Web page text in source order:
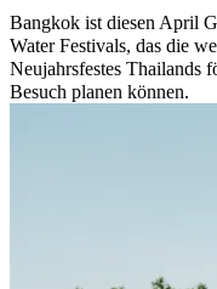
Bangkok ist diesen April
Water Festivals, das die
Neujahrsfestes Thailands
Besuch planen können.